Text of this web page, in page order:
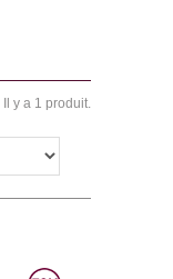
Il y a 1 produit.